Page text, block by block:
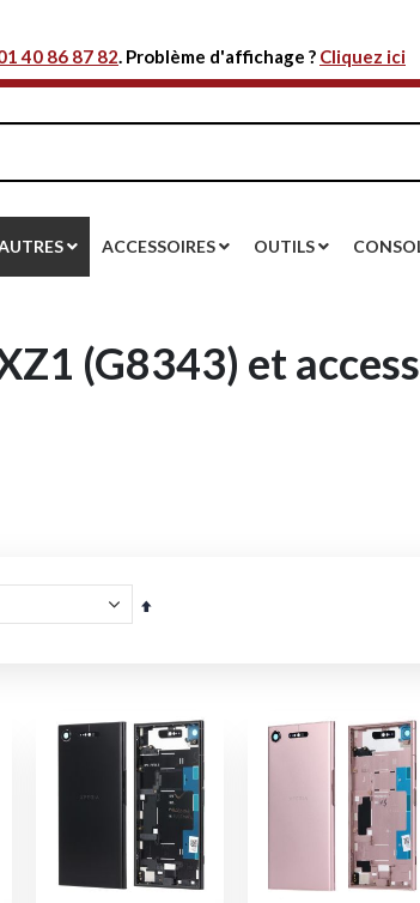
40 86 87 82. Problème d'affichage ? Cliquez ici
ACCESSOIRES OUTILS
(G8343) et
Par